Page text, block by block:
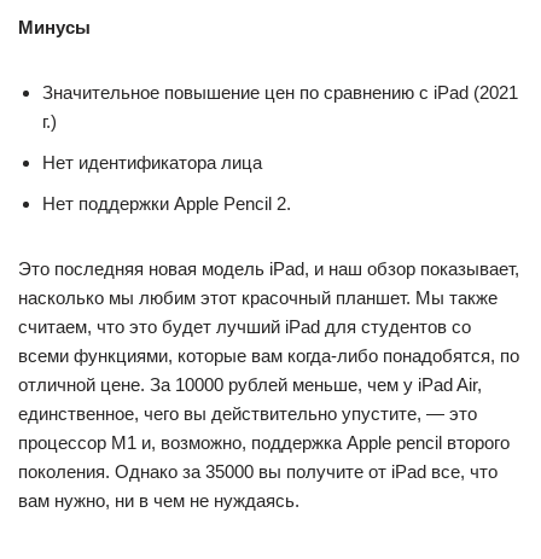
Минусы
Значительное повышение цен по сравнению с iPad (2021
г.)
Нет идентификатора лица
Нет поддержки Apple Pencil 2.
Это последняя новая модель iPad, и наш обзор показывает,
насколько мы любим этот красочный планшет. Мы также
считаем, что это будет лучший iPad для студентов со
всеми функциями, которые вам когда-либо понадобятся, по
отличной цене. За 10000 рублей меньше, чем у iPad Air,
единственное, чего вы действительно упустите, — это
процессор M1 и, возможно, поддержка Apple pencil второго
поколения. Однако за 35000 вы получите от iPad все, что
вам нужно, ни в чем не нуждаясь.